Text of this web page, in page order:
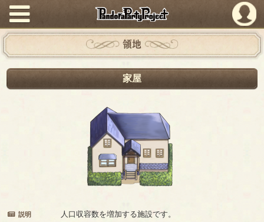
PandoraPartyProject
領地
家屋
説明 人口収容数を増加する施設です。